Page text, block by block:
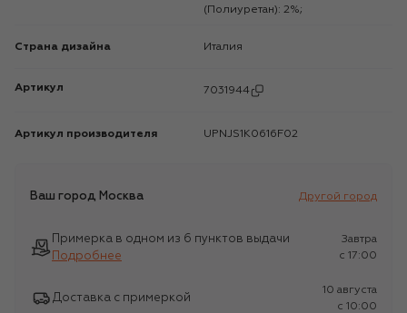
(Полиуретан): 2%;
Страна дизайна Италия
Артикул 7031944
Артикул производителя UPNJS1K0616F02
Ваш город Москва Другой город
Примерка в одном из 6 пунктов выдачи
Подробнее
Завтра
c 17:00
Доставка с примеркой
10 августа
c 10:00